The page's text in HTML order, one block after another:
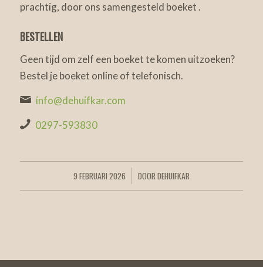
prachtig, door ons samengesteld boeket .
BESTELLEN
Geen tijd om zelf een boeket te komen uitzoeken?
Bestel je boeket online of telefonisch.
info@dehuifkar.com
0297-593830
9 FEBRUARI 2026
/ DOOR DEHUIFKAR